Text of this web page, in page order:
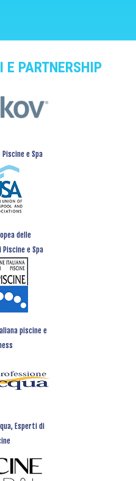
E PARTNERSHIP
e Spa
delle
e Spa
piscine e
Esperti di